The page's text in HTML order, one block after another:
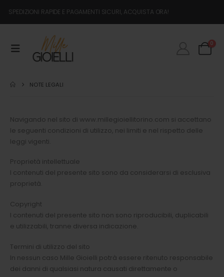
SPEDIZIONI RAPIDE E PAGAMENTI SICURI, ACQUISTA ORA!
0
NOTE LEGALI
Navigando nel sito di www.millegioiellitorino.com si accettano
le seguenti condizioni di utilizzo, nei limiti e nel rispetto delle
leggi vigenti.
Proprietà intellettuale
I contenuti del presente sito sono da considerarsi di esclusiva
proprietà.
Copyright
I contenuti del presente sito non sono riproducibili, duplicabili
e utilizzabili, tranne diversa indicazione.
Termini di utilizzo del sito
In nessun caso Mille Gioielli potrà essere ritenuto responsabile
dei danni di qualsiasi natura causati direttamente o